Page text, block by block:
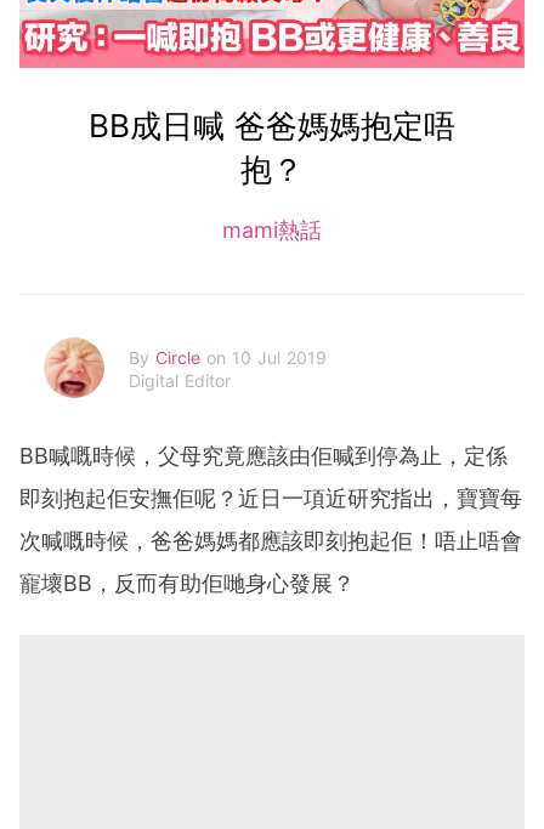
BB成日喊 爸爸媽媽抱定唔
抱？
mami熱話
By Circle on 10 Jul 2019
Digital Editor
BB喊嘅時候，父母究竟應該由佢喊到停為止，定係
即刻抱起佢安撫佢呢？近日一項近研究指出，寶寶每
次喊嘅時候，爸爸媽媽都應該即刻抱起佢！唔止唔會
寵壞BB，反而有助佢哋身心發展？